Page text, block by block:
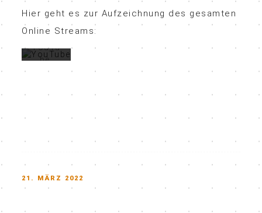
Hier geht es zur Aufzeichnung des gesamten
Online Streams:
chutze
rklärun
g von
YouTu
be.
Mehr
n
Video
e immer
POSTED
21. MÄRZ 2022